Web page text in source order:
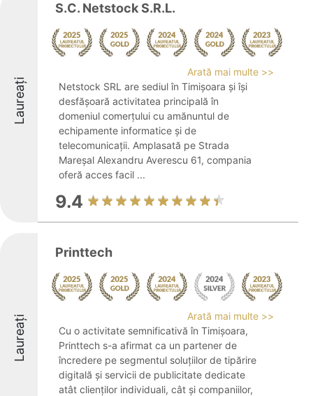
Laureați
S.C. Netstock S.R.L.
Arată mai multe >>
Netstock SRL are sediul în Timișoara și își
desfășoară activitatea principală în
domeniul comerțului cu amănuntul de
echipamente informatice și de
telecomunicații. Amplasată pe Strada
Mareșal Alexandru Averescu 61, compania
oferă acces facil ...
9.4
Laureați
Printtech
Arată mai multe >>
Cu o activitate semnificativă în Timișoara,
Printtech s-a afirmat ca un partener de
încredere pe segmentul soluțiilor de tipărire
digitală și servicii de publicitate dedicate
atât clienților individuali, cât și companiilor,